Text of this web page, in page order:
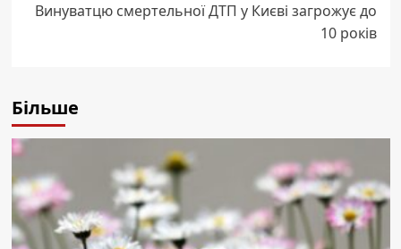
Винуватцю смертельної ДТП у Києві загрожує до
10 років
Більше